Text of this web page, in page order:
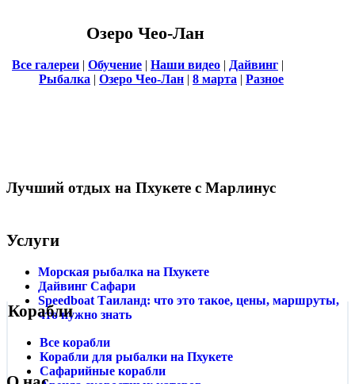
Озеро Чео-Лан
Все галереи | Обучение | Наши видео | Дайвинг |
Рыбалка | Озеро Чео-Лан | 8 марта | Разное
Лучший отдых на Пхукете c Марлинус
Услуги
Морская рыбалка на Пхукете
Дайвинг Сафари
Speedboat Таиланд: что это такое, цены, маршруты,
что нужно знать
Корабли
Все корабли
Корабли для рыбалки на Пхукете
Сафарийные корабли